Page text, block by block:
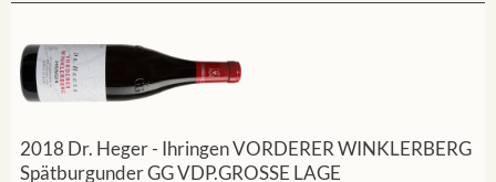
2018 Dr. Heger - Ihringen VORDERER WINKLERBERG
Spätburgunder GG VDP.GROSSE LAGE